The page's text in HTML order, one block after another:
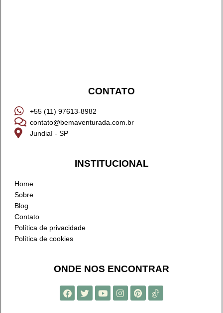
CONTATO
+55 (11) 97613-8982
contato@bemaventurada.com.br
Jundiaí - SP
INSTITUCIONAL
Home
Sobre
Blog
Contato
Política de privacidade
Política de cookies
ONDE NOS ENCONTRAR